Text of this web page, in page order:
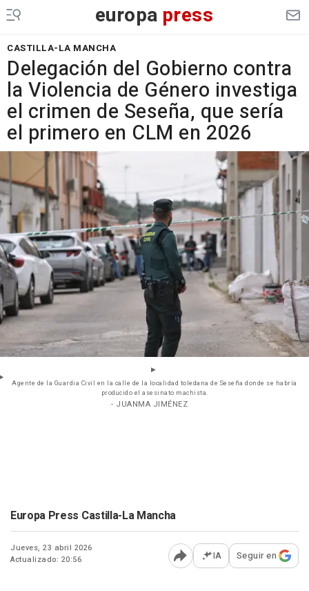
europa press
CASTILLA-LA MANCHA
Delegación del Gobierno contra
la Violencia de Género investiga
el crimen de Seseña, que sería
el primero en CLM en 2026
Agente de la Guardia Civil en la calle de la localidad toledana de Seseña donde se habría
producido el asesinato machista.
- JUANMA JIMÉNEZ
Europa Press Castilla-La Mancha
Jueves, 23 abril 2026
Actualizado: 20:56
Abrir opciones para
IA Seguir en